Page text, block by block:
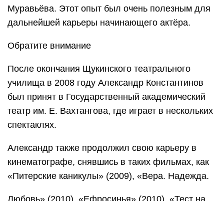
Муравьёва. Этот опыт был очень полезным для
дальнейшей карьеры начинающего актёра.
Обратите внимание
После окончания Щукинского театрального
училища в 2008 году Александр Константинов
был принят в Государственный академический
театр им. Е. Вахтангова, где играет в нескольких
спектаклях.
Александр также продолжил свою карьеру в
кинематографе, снявшись в таких фильмах, как
«Питерские каникулы» (2009), «Вера. Надежда.
Любовь» (2010), «Ефросинья» (2010), «Тест на